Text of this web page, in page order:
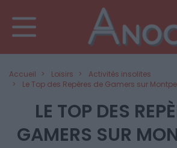
Accueil Loisirs
Activités insolites
Le Top des Repères de Gamers sur
LE TOP DES
GAMERS SUR